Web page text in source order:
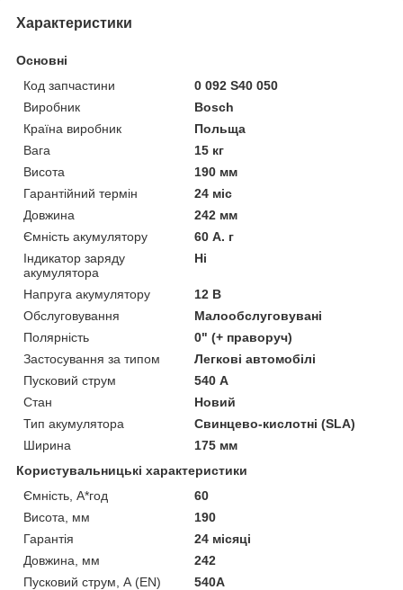
Характеристики
Основні
Код запчастини
0 092 S40 050
Виробник
Bosch
Країна виробник
Польща
Вага
15 кг
Висота
190 мм
Гарантійний термін
24 міс
Довжина
242 мм
Ємність акумулятору
60 А. г
Індикатор заряду
акумулятора
Ні
Напруга акумулятору
12 В
Обслуговування
Малообслуговувані
Полярність
0" (+ праворуч)
Застосування за типом
Легкові автомобілі
Пусковий струм
540 А
Стан
Новий
Тип акумулятора
Свинцево-кислотні (SLA)
Ширина
175 мм
Користувальницькі характеристики
Ємність, А*год
60
Висота, мм
190
Гарантія
24 місяці
Довжина, мм
242
Пусковий струм, А (EN)
540А